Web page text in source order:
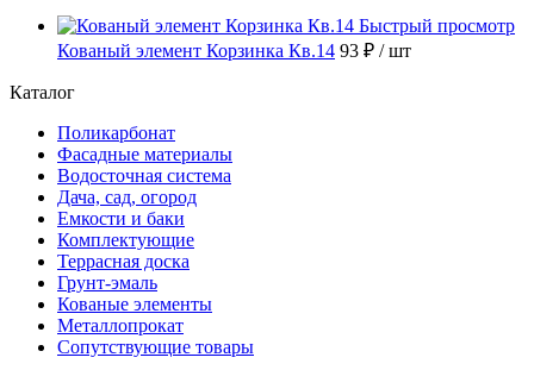
Быстрый просмотр
Кованый элемент Корзинка Кв.14 93 ₽ / шт
Каталог
Поликарбонат
Фасадные материалы
Водосточная система
Дача, сад, огород
Емкости и баки
Комплектующие
Террасная доска
Грунт-эмаль
Кованые элементы
Металлопрокат
Сопутствующие товары